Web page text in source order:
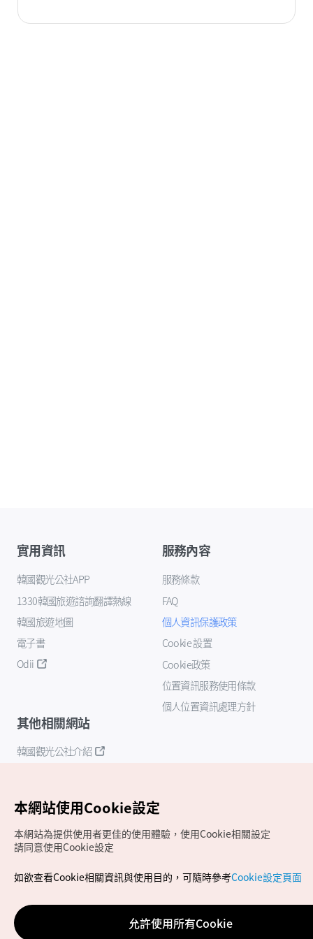
實用資訊
韓國觀光公社APP
1330韓國旅遊諮詢翻譯熱線
韓國旅遊地圖
電子書
Odii
服務內容
服務條款
FAQ
個人資訊保護政策
Cookie 設置
Cookie政策
位置資訊服務使用條款
個人位置資訊處理方針
其他相關網站
韓國觀光公社介紹
Copyrights (c) 韓國觀光公社版權所有
如有相關疑問或建議，歡迎來信至官方信箱
chinese_big5@knto.or.kr
本網站使用Cookie設定
本網站為提供使用者更佳的使用體驗，使用Cookie相關設定
請同意使用Cookie設定
如欲查看Cookie相關資訊與使用目的，可隨時參考Cookie設定頁面
允許使用所有Cookie